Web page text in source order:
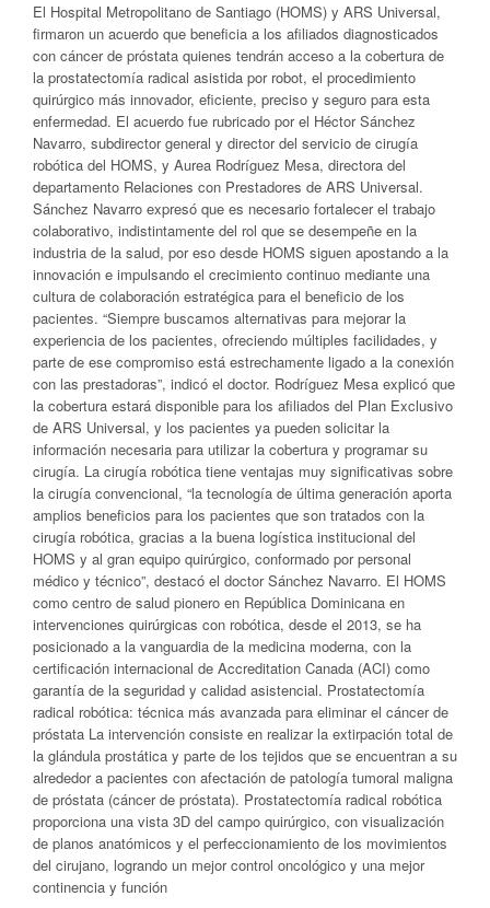
El Hospital Metropolitano de Santiago (HOMS) y ARS Universal,
firmaron un acuerdo que beneficia a los afiliados diagnosticados
con cáncer de próstata quienes tendrán acceso a la cobertura de
la prostatectomía radical asistida por robot, el procedimiento
quirúrgico más innovador, eficiente, preciso y seguro para esta
enfermedad. El acuerdo fue rubricado por el Héctor Sánchez
Navarro, subdirector general y director del servicio de cirugía
robótica del HOMS, y Aurea Rodríguez Mesa, directora del
departamento Relaciones con Prestadores de ARS Universal.
Sánchez Navarro expresó que es necesario fortalecer el trabajo
colaborativo, indistintamente del rol que se desempeñe en la
industria de la salud, por eso desde HOMS siguen apostando a la
innovación e impulsando el crecimiento continuo mediante una
cultura de colaboración estratégica para el beneficio de los
pacientes. “Siempre buscamos alternativas para mejorar la
experiencia de los pacientes, ofreciendo múltiples facilidades, y
parte de ese compromiso está estrechamente ligado a la conexión
con las prestadoras”, indicó el doctor. Rodríguez Mesa explicó que
la cobertura estará disponible para los afiliados del Plan Exclusivo
de ARS Universal, y los pacientes ya pueden solicitar la
información necesaria para utilizar la cobertura y programar su
cirugía. La cirugía robótica tiene ventajas muy significativas sobre
la cirugía convencional, “la tecnología de última generación aporta
amplios beneficios para los pacientes que son tratados con la
cirugía robótica, gracias a la buena logística institucional del
HOMS y al gran equipo quirúrgico, conformado por personal
médico y técnico”, destacó el doctor Sánchez Navarro. El HOMS
como centro de salud pionero en República Dominicana en
intervenciones quirúrgicas con robótica, desde el 2013, se ha
posicionado a la vanguardia de la medicina moderna, con la
certificación internacional de Accreditation Canada (ACI) como
garantía de la seguridad y calidad asistencial. Prostatectomía
radical robótica: técnica más avanzada para eliminar el cáncer de
próstata La intervención consiste en realizar la extirpación total de
la glándula prostática y parte de los tejidos que se encuentran a su
alrededor a pacientes con afectación de patología tumoral maligna
de próstata (cáncer de próstata). Prostatectomía radical robótica
proporciona una vista 3D del campo quirúrgico, con visualización
de planos anatómicos y el perfeccionamiento de los movimientos
del cirujano, logrando un mejor control oncológico y una mejor
continencia y función